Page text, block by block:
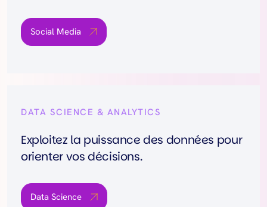
Social Media
DATA SCIENCE & ANALYTICS
Exploitez la puissance des données pour
orienter vos décisions.
Data Science